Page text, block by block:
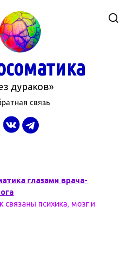
дураков»
связь
глазами врача-
связаны психика, мозг и